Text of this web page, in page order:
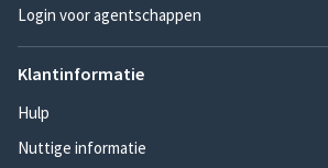
Login voor agentschappen
Klantinformatie
Hulp
Nuttige informatie